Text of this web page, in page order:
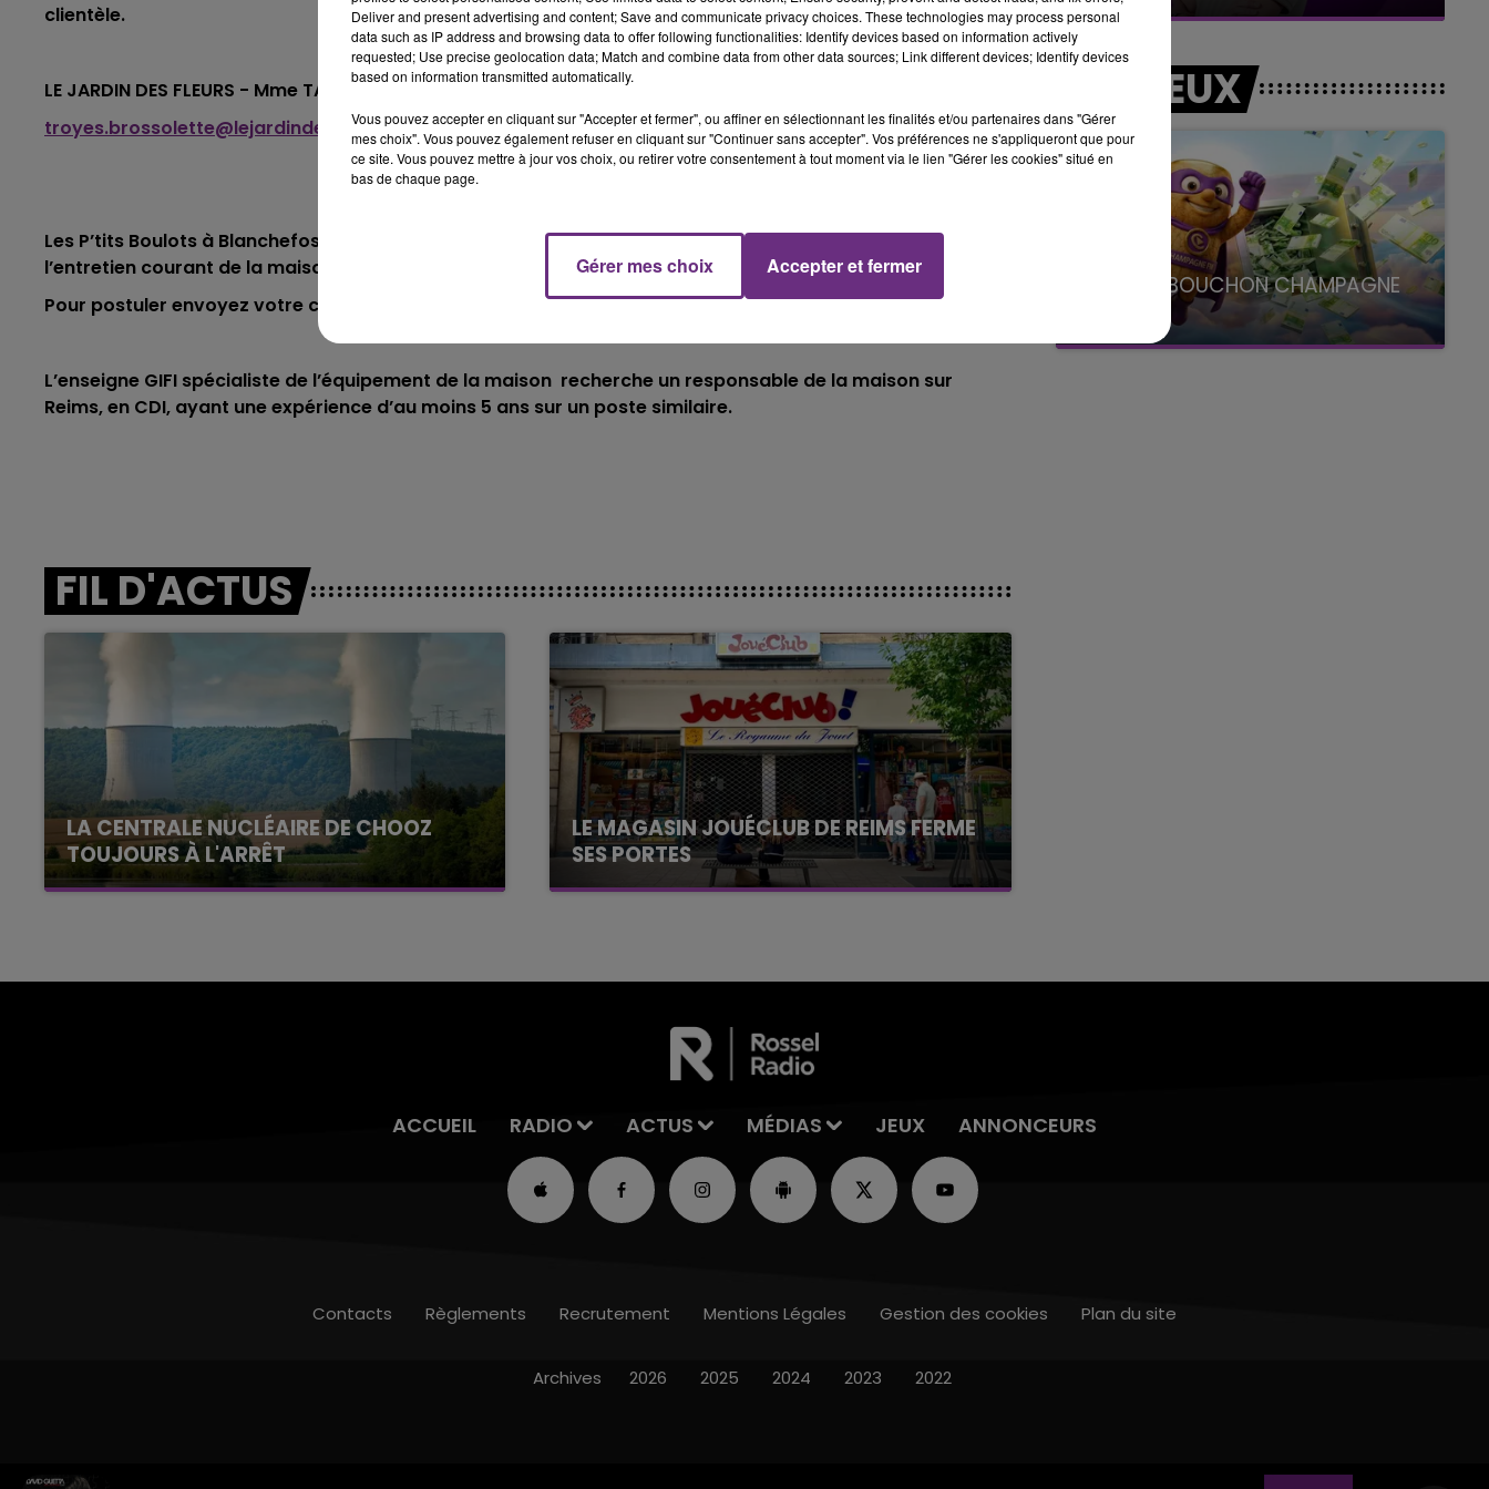
clientèle.
LE JARDIN DES FLEURS - Mme TAILLEFER
troyes.brossolette@lejardindesfleurs.com
Les P’tits Boulots à Blanchefosse-et-Bay recherche de toute urgence un aide ménager h/f, pour
l’entretien courant de la maison, CDD d’1 mois, expérience exigée d’au moins 1 an dans le domaine.
Pour postuler envoyez votre candidature à
candidatures.saap@gmail.com
L’enseigne GIFI spécialiste de l’équipement de la maison recherche un responsable de la maison sur
Reims, en CDI, ayant une expérience d’au moins 5 ans sur un poste similaire.
FIL D'ACTUS
LA CENTRALE NUCLÉAIRE DE CHOOZ
TOUJOURS À L'ARRÊT
Cela fait déjà une semaine que la centrale
LE MAGASIN JOUÉCLUB DE REIMS FERME
SES PORTES
C'était l'une des institutions du centre-ville
LES JEUX
LE SUPER BOUCHON CHAMPAGNE
avec La Famille Champagne FM, à 8H10
ACCUEIL RADIO ACTUS MÉDIAS JEUX ANNONCEURS
Contacts Règlements Recrutement Mentions Légales Gestion des cookies Plan du site
Archives 2026 2025 2024 2023 2022
Deliver and present advertising and content; Save and communicate privacy choices. These technologies may process personal
data such as IP address and browsing data to offer following functionalities: Identify devices based on information actively
requested; Use precise geolocation data; Match and combine data from other data sources; Link different devices; Identify devices
based on information transmitted automatically.
Vous pouvez accepter en cliquant sur "Accepter et fermer", ou affiner en sélectionnant les finalités et/ou partenaires dans "Gérer
mes choix". Vous pouvez également refuser en cliquant sur "Continuer sans accepter". Vos préférences ne s'appliqueront que pour
ce site. Vous pouvez mettre à jour vos choix, ou retirer votre consentement à tout moment via le lien "Gérer les cookies" situé en
bas de chaque page.
Gérer mes choix Accepter et fermer